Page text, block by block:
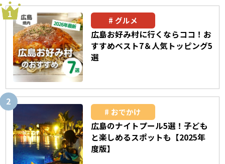
グルメ
広島お好み村に行くならココ！お
すすめベスト7＆人気トッピング5
選
おでかけ
広島のナイトプール5選！子ども
と楽しめるスポットも【2025年
度版】